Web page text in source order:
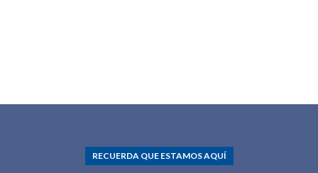
RECUERDA QUE ESTAMOS AQUÍ